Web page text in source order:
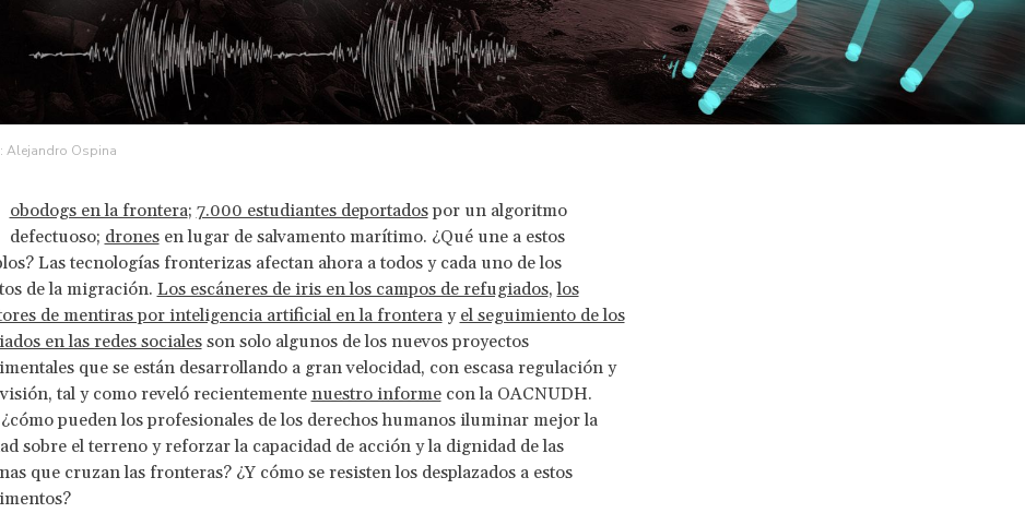
Alejandro Ospina
obodogs en la frontera; 7.000 estudiantes deportadospor un algoritmo
defectuoso; dronesen lugar de salvamento marítimo. ¿Qué une a estos
Las tecnologías fronterizas afectan ahora a todos y cada uno de los
de la migración. Los escáneres de iris en los campos de refugiados,los
de mentiras por inteligencia artificial en la fronteray el seguimiento de los
en las redes socialesson solo algunos de los nuevos proyectos
que se están desarrollando a gran velocidad, con escasa regulación y
tal y como reveló recientemente nuestro informecon la OACNUDH.
pueden los profesionales de los derechos humanos iluminar mejor la
sobre el terreno y reforzar la capacidad de acción y la dignidad de las
que cruzan las fronteras? ¿Y cómo se resisten los desplazados a estos